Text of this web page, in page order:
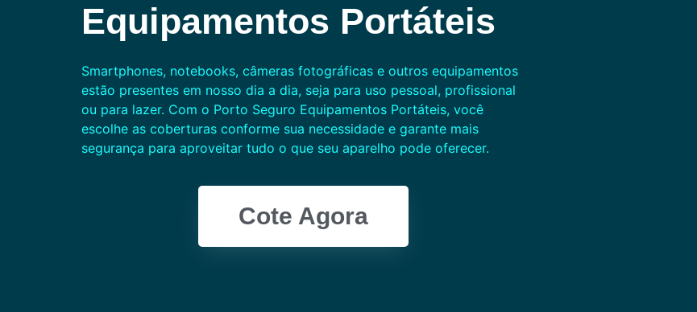
Equipamentos Portáteis
Smartphones, notebooks, câmeras fotográficas e outros equipamentos
estão presentes em nosso dia a dia, seja para uso pessoal, profissional
ou para lazer. Com o Porto Seguro Equipamentos Portáteis, você
escolhe as coberturas conforme sua necessidade e garante mais
segurança para aproveitar tudo o que seu aparelho pode oferecer.
Cote Agora